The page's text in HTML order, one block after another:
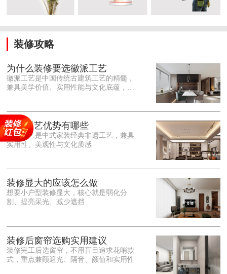
装修攻略
为什么装修要选徽派工艺
徽派工艺是中国传统古建筑工艺的精髓，
兼具美学价值、实用性能与文化底蕴，优
雕细琢的砖、木、石雕为特色，线条古朴
大气，意境悠远，自带东方中式雅致韵
味，耐看且不易过时。<o:p></o:p> 在工
艺品质上，徽派工艺遵循古法匠心工序，
保耐用，抗风化、耐腐蚀，使用
徽派工艺优势有哪些
徽派工艺是中式家装经典非遗工艺，兼具
实用性、美观性与文化质感
装修显大的应该怎么做
想要小户型装修显大，核心就是弱化分
割、提亮采光、减少遮挡
装修后窗帘选购实用建议
装修完工后选窗帘，不用盲目追求花哨款
式，重点兼顾遮光、隔音、颜值和实用性